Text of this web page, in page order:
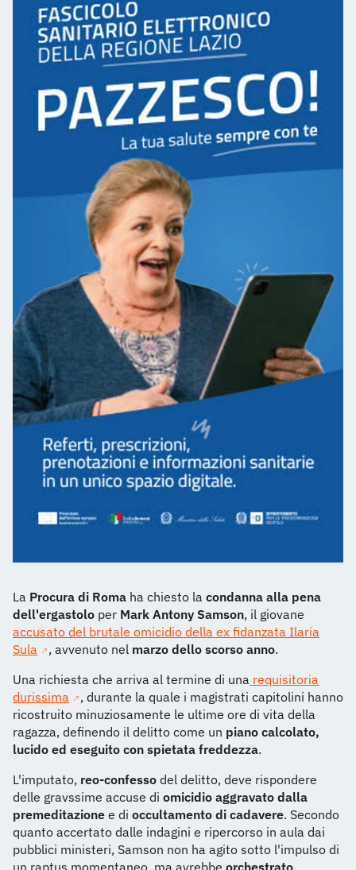
La Procura di Roma ha chiesto la condanna alla pena
dell'ergastolo per Mark Antony Samson, il giovane
accusato del brutale omicidio della ex fidanzata Ilaria
Sula
, avvenuto nel marzo dello scorso anno.
Una richiesta che arriva al termine di una requisitoria
durissima
, durante la quale i magistrati capitolini hanno
ricostruito minuziosamente le ultime ore di vita della
ragazza, definendo il delitto come un piano calcolato,
lucido ed eseguito con spietata freddezza.
L'imputato, reo-confesso del delitto, deve rispondere
delle gravssime accuse di omicidio aggravato dalla
premeditazione e di occultamento di cadavere. Secondo
quanto accertato dalle indagini e ripercorso in aula dai
pubblici ministeri, Samson non ha agito sotto l'impulso di
un raptus momentaneo, ma avrebbe orchestrato